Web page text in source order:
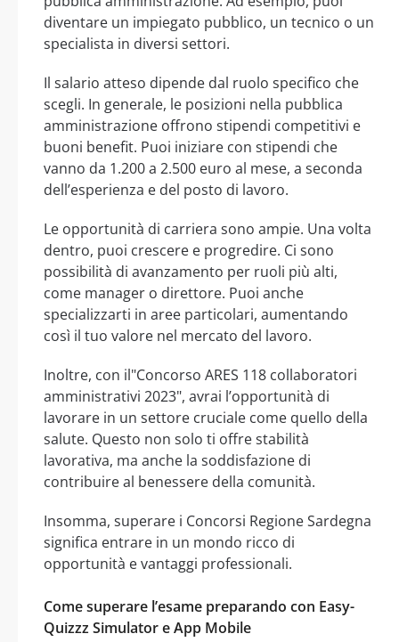
diventare un impiegato pubblico, un tecnico o un
specialista in diversi settori.
Il salario atteso dipende dal ruolo specifico che
scegli. In generale, le posizioni nella pubblica
amministrazione offrono stipendi competitivi e
buoni benefit. Puoi iniziare con stipendi che
vanno da 1.200 a 2.500 euro al mese, a seconda
dell’esperienza e del posto di lavoro.
Le opportunità di carriera sono ampie. Una volta
dentro, puoi crescere e progredire. Ci sono
possibilità di avanzamento per ruoli più alti,
come manager o direttore. Puoi anche
specializzarti in aree particolari, aumentando
così il tuo valore nel mercato del lavoro.
Inoltre, con il"Concorso ARES 118 collaboratori
amministrativi 2023", avrai l’opportunità di
lavorare in un settore cruciale come quello della
salute. Questo non solo ti offre stabilità
lavorativa, ma anche la soddisfazione di
contribuire al benessere della comunità.
Insomma, superare i Concorsi Regione Sardegna
significa entrare in un mondo ricco di
opportunità e vantaggi professionali.
Come superare l’esame preparando con Easy-
Quizzz Simulator e App Mobile